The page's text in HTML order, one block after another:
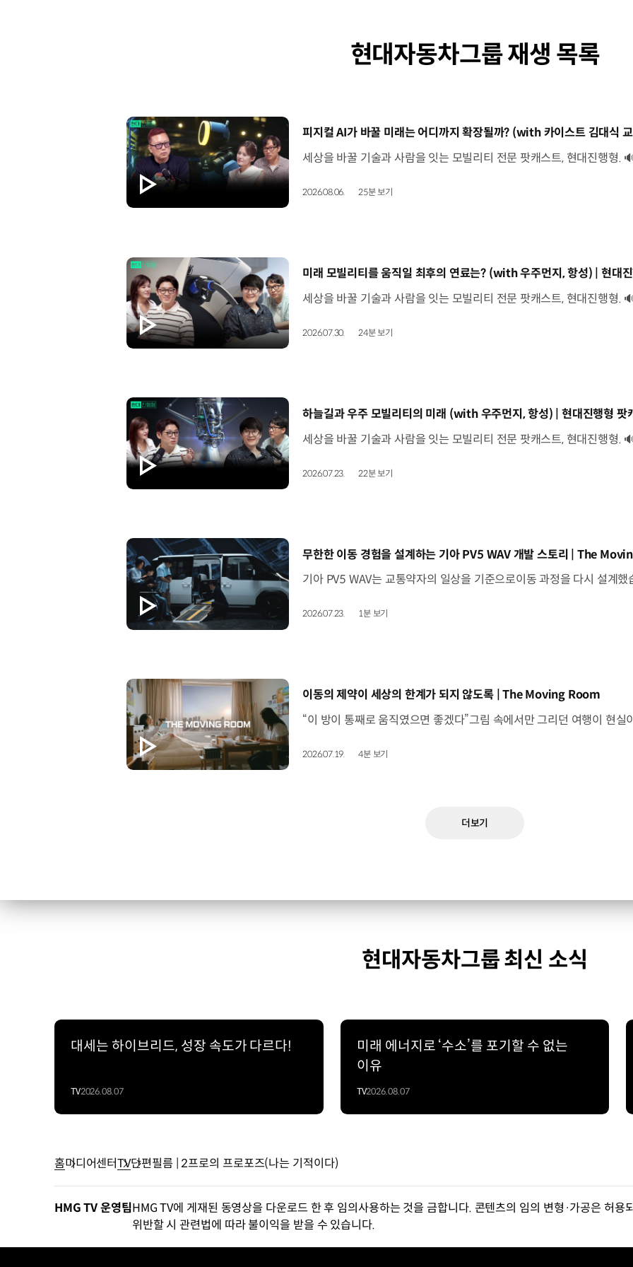
현대자동차그룹 재생 목록
[동영상]
2026.08.06. 25분 보기
[동영상]
미래 모빌리티를 움직일 최후의 연료는? (with 우주먼지, 항성) | 현대
2026.07.30. 24분 보기
[동영상]
하늘길과 우주 모빌리티의 미래 (with 우주먼지, 항성) | 현대진행형 팟
2026.07.23. 22분 보기
[동영상]
무한한 이동 경험을 설계하는 기아 PV5 WAV 개발 스토리 | The
2026.07.23. 1분 보기
[동영상]
이동의 제약이 세상의 한계가 되지 않도록 | The Moving Room
2026.07.19. 4분 보기
더보기
현대자동차그룹 최신 소식
대세는 하이브리드, 성장 속도가 다르다!
TV2026.08.07
미래 에너지로 ‘수소’를 포기할 수 없는
이유
TV2026.08.07
홈미디어센터TV 단편필름 | 2프로의 프로포즈(나는 기적이다)
HMG TV 운영팀HMG TV에 게재된 동영상을 다운로드 한 후 임의사용하는 것을 금합니다. 콘텐츠의 임의 변형·가공은 허
위반할 시 관련법에 따라 불이익을 받을 수 있습니다.